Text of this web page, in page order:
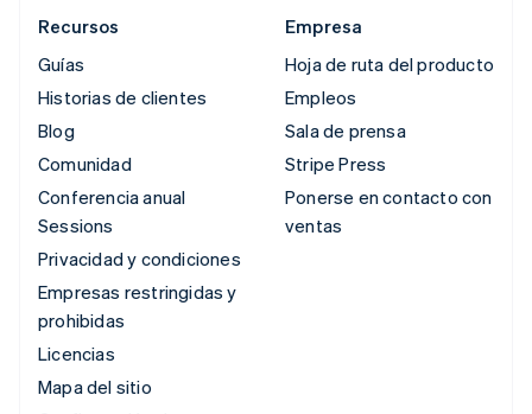
Recursos
Guías
Historias de clientes
Blog
Comunidad
Conferencia anual
Sessions
Privacidad y condiciones
Empresas restringidas y
prohibidas
Licencias
Mapa del sitio
Empresa
Hoja de ruta del producto
Empleos
Sala de prensa
Stripe Press
Ponerse en contacto con
ventas